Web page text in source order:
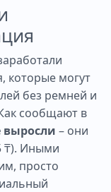
которые могут
без ремней и
сообщают в
выросли – они
₸). Иными
просто